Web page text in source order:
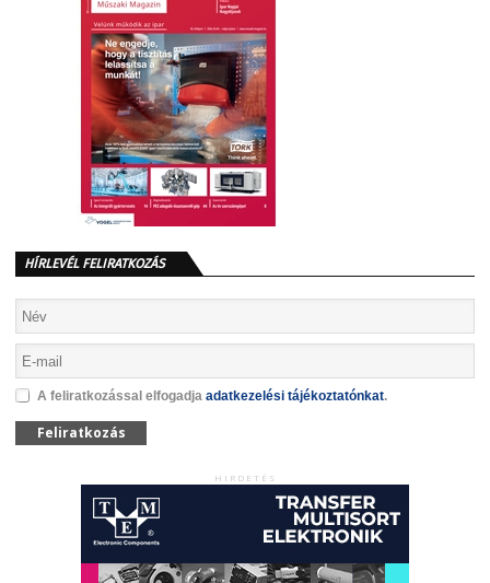
HÍRLEVÉL FELIRATKOZÁS
A feliratkozással elfogadja adatkezelési tájékoztatónkat.
Feliratkozás
HIRDETÉS